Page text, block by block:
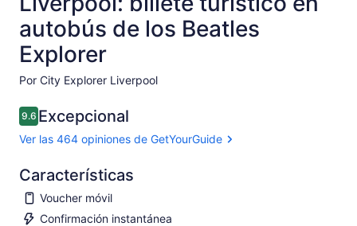
autobús de los Beatles
Explorer
Por City Explorer Liverpool
9.69.6 de 10
Excepcional
Ver las 464 opiniones de GetYourGuide
Características
Voucher móvil
Confirmación instantánea